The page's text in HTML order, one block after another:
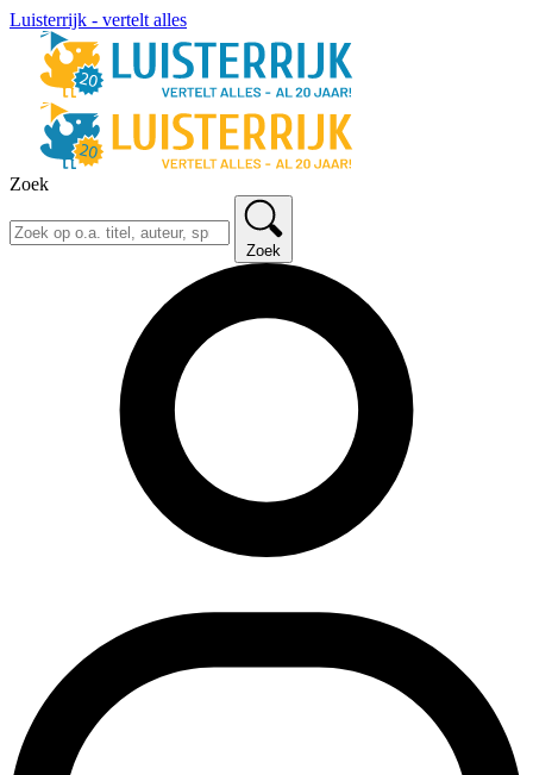
Luisterrijk - vertelt alles
Zoek
Zoek